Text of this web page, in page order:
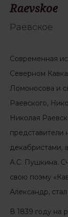
Raevskoe
Раевское
Современная
Северном
Ломоносова и
Раевского,
Николая
представители
декабристами,
А.С. Пушкина.
свою поэму
Александр,
В 1839 году на